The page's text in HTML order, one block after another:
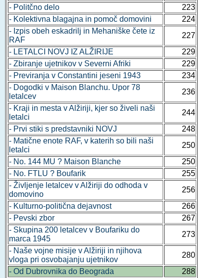
- Politčno delo
223
- Kolektivna blagajna in pomoč domovini
224
- Izpis obeh eskadrilj in Mehaniške čete iz
RAF
227
- LETALCI NOVJ IZ ALŽIRIJE
229
- Zbiranje ujetnikov v Severni Afriki
229
- Previranja v Constantini jeseni 1943
234
- Dogodki v Maison Blanchu. Upor 78
letalcev
236
- Kraji in mesta v Alžiriji, kjer so živeli naši
letalci
244
- Prvi stiki s predstavniki NOVJ
248
- Matične enote RAF, v katerih so bili naši
letalci
250
- No. 144 MU ? Maison Blanche
250
- No. FTLU ? Boufarik
255
- Življenje letalcev v Alžiriji do odhoda v
domovino
256
- Kulturno-politična dejavnost
266
- Pevski zbor
267
- Skupina 200 letalcev v Boufariku do
marca 1945
273
- Naše vojne misije v Alžiriji in njihova
vloga pri osvobajanju ujetnikov
280
- Od Dubrovnika do Beograda
288